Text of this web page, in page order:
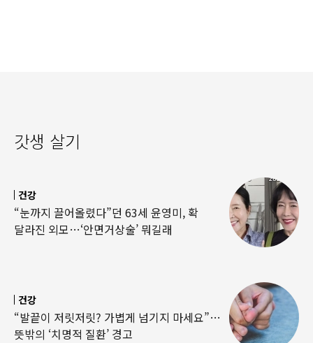
갓생 살기
건강
“눈까지 끌어올렸다”던 63세 윤영미, 확
달라진 외모…‘안면거상술’ 뭐길래
건강
“발끝이 저릿저릿? 가볍게 넘기지 마세요”…
뜻밖의 ‘치명적 질환’ 경고